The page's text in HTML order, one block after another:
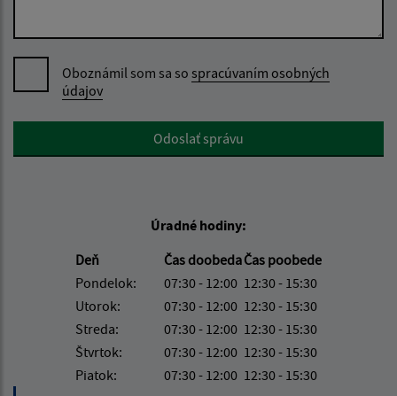
Oboznámil som sa so spracúvaním osobných
údajov
Google reCaptcha ResponseOdoslať správu
Úradné hodiny:
Deň
Čas doobedaČas poobede
Pondelok:
07:30 - 12:00 12:30 - 15:30
Utorok:
07:30 - 12:00 12:30 - 15:30
Streda:
07:30 - 12:00 12:30 - 15:30
Štvrtok:
07:30 - 12:00 12:30 - 15:30
Piatok:
07:30 - 12:00 12:30 - 15:30